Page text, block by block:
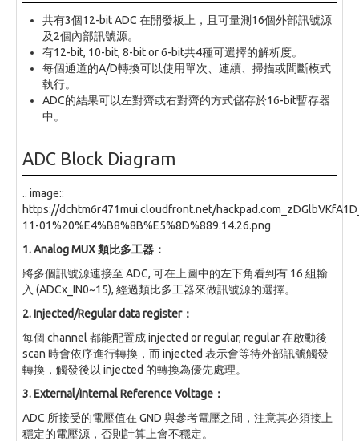
共有3個12-bit ADC 在開發板上，且可量測16個外部訊號源
及2個內部訊號源。
有12-bit, 10-bit, 8-bit or 6-bit共4種可選擇的解析度。
每個通道的A/D轉換可以使用單次、連續、掃描或間斷模式
執行。
ADC的結果可以左對齊或右對齊的方式儲存於16-bit暫存器
中。
ADC Block Diagram
.. image::
https://dchtm6r471mui.cloudfront.net/
11-01%20%E4%B8%8B%E5%8D%889.14.26.png
1. Analog MUX 類比多工器：
將多個訊號源連接至 ADC, 可在上圖中的左下角看到有 16 組輸
入 (ADCx_IN0~15), 經過類比多工器來做訊號源的選擇。
2. Injected/Regular data register：
每個 channel 都能配置成 injected or regular, regular 在啟動後
scan 時會依序進行轉換，而 injected 表示會等待外部訊號觸發
轉換，觸發後以 injected 的轉換為優先處理。
3. External/Internal Reference Voltage：
ADC 所接受的電壓值在 GND 與參考電壓之間，注意其必須接上
穩定的電壓源，否則計算上會不穩定。